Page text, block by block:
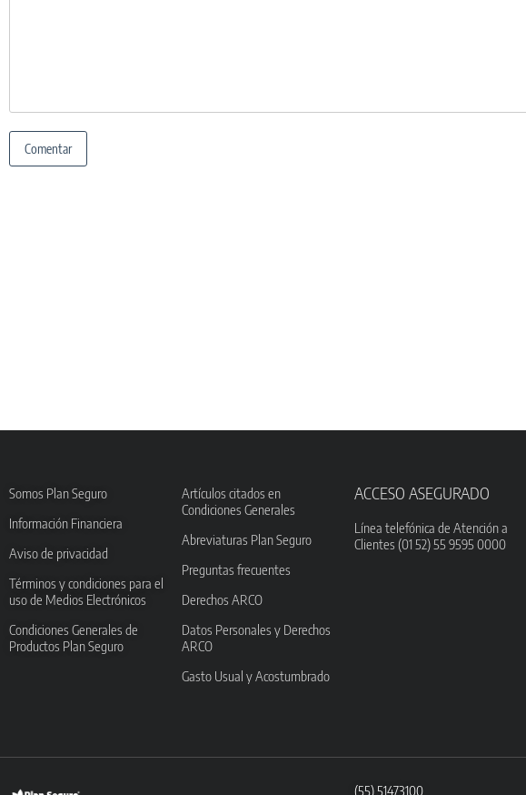
Somos Plan Seguro
Información Financiera
Aviso de privacidad
Términos y condiciones para el
uso de Medios Electrónicos
Condiciones Generales de
Productos Plan Seguro
Artículos citados en
Condiciones Generales
Abreviaturas Plan Seguro
Preguntas frecuentes
Derechos ARCO
Datos Personales y Derechos
ARCO
Gasto Usual y Acostumbrado
ACCESO ASEGURADO
Línea telefónica de Atención a
Clientes (01 52) 55 9595 0000
(55) 51473100